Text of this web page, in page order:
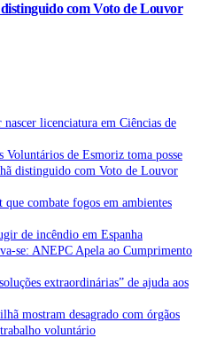
com Voto de Louvor
licenciatura em Ciências de
Voluntários de Esmoriz toma posse
distinguido com Voto de Louvor
que combate fogos em ambientes
de incêndio em Espanha
se: ANEPC Apela ao Cumprimento
extraordinárias” de ajuda aos
mostram desagrado com órgãos
trabalho voluntário